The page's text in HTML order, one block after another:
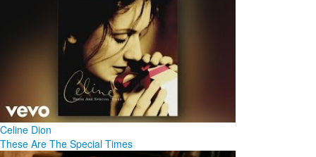
Celine Dion
These Are The Special Times